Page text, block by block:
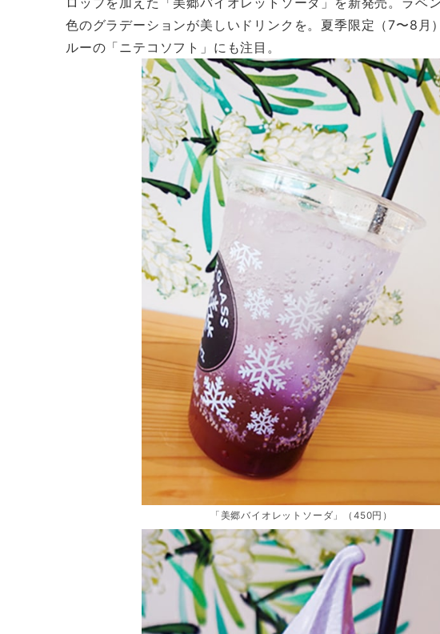
色のグラデーションが美しいドリンクを。夏季限定（7〜8月
ルーの「ニテコソフト」にも注目。
「美郷バイオレットソーダ」（450円）